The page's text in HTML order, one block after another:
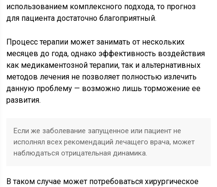
использованием комплексного подхода, то прогноз
для пациента достаточно благоприятный.
Процесс терапии может занимать от нескольких
месяцев до года, однако эффективность воздействия
как медикаментозной терапии, так и альтернативных
методов лечения не позволяет полностью излечить
данную проблему — возможно лишь торможение ее
развития.
Если же заболевание запущенное или пациент не
исполнял всех рекомендаций лечащего врача, может
наблюдаться отрицательная динамика.
В таком случае может потребоваться хирургическое